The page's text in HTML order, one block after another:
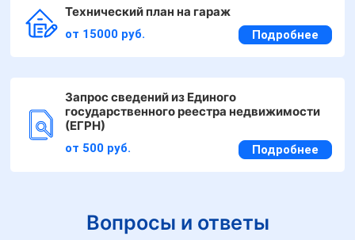
Технический план на гараж
от 15000 руб. Подробнее
Запрос сведений из Единого
государственного реестра недвижимости
(ЕГРН)
от 500 руб. Подробнее
Вопросы и ответы